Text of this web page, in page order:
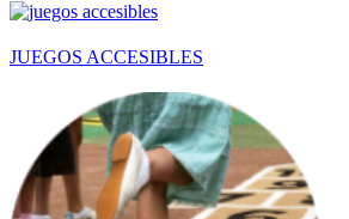
JUEGOS ACCESIBLES